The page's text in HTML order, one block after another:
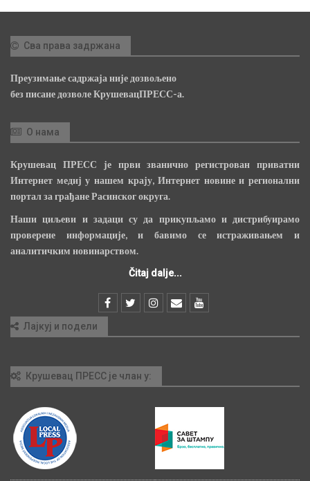
Сва права задржана
Преузимање садржаја није дозвољено
без писане дозволе КрушевацПРЕСС-а.
О нама
Крушевац ПРЕСС је први званично регистрован приватни
Интернет медиј у нашем крају, Интернет новине и регионални
портал за грађане Расинског округа.
Наши циљеви и задаци су да прикупљамо и дистрибуирамо
проверене информације, и бавимо се истраживањем и
аналитичким новинарством.
Čitaj dalje...
Лајкуј и подели
Крушевац ПРЕСС је члан у: